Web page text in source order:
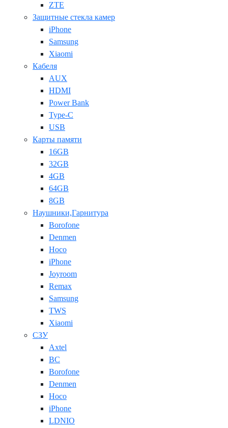
ZTE
Защитные стекла камер
iPhone
Samsung
Xiaomi
Кабеля
AUX
HDMI
Power Bank
Type-C
USB
Карты памяти
16GB
32GB
4GB
64GB
8GB
Наушники,Гарнитура
Borofone
Denmen
Hoco
iPhone
Joyroom
Remax
Samsung
TWS
Xiaomi
СЗУ
Axtel
BC
Borofone
Denmen
Hoco
iPhone
LDNIO